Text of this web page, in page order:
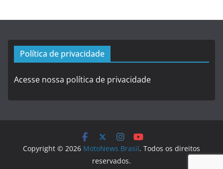
Política de privacidade
Acesse nossa política de privacidade
Copyright © 2026 MotoNews Brasil. Todos os direitos
reservados.